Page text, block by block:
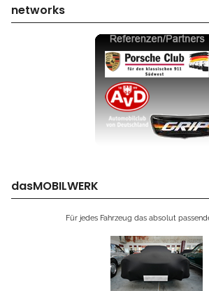
networks
dasMOBILWERK
Für jedes Fahrzeug das absolut